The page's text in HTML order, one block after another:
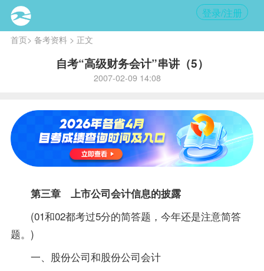
登录/注册
首页> 备考资料> 正文
自考“高级财务会计”串讲（5）
2007-02-09 14:08
第三章 上市公司会计信息的披露
(01和02都考过5分的简答题，今年还是注意简答
题。)
一、股份公司和股份公司会计